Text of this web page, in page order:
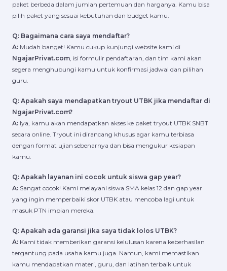
paket berbeda dalam jumlah pertemuan dan harganya. Kamu bisa
pilih paket yang sesuai kebutuhan dan budget kamu.
Q: Bagaimana cara saya mendaftar?
A:Mudah banget! Kamu cukup kunjungi website kami di
NgajarPrivat.com, isi formulir pendaftaran, dan tim kami akan
segera menghubungi kamu untuk konfirmasi jadwal dan pilihan
guru.
Q: Apakah saya mendapatkan tryout UTBK jika mendaftar di
NgajarPrivat.com?
A:Iya, kamu akan mendapatkan akses ke paket tryout UTBK SNBT
secara online. Tryout ini dirancang khusus agar kamu terbiasa
dengan format ujian sebenarnya dan bisa mengukur kesiapan
kamu.
Q: Apakah layanan ini cocok untuk siswa gap year?
A:Sangat cocok! Kami melayani siswa SMA kelas 12 dan gap year
yang ingin memperbaiki skor UTBK atau mencoba lagi untuk
masuk PTN impian mereka.
Q: Apakah ada garansi jika saya tidak lolos UTBK?
A:Kami tidak memberikan garansi kelulusan karena keberhasilan
tergantung pada usaha kamu juga. Namun, kami memastikan
kamu mendapatkan materi, guru, dan latihan terbaik untuk